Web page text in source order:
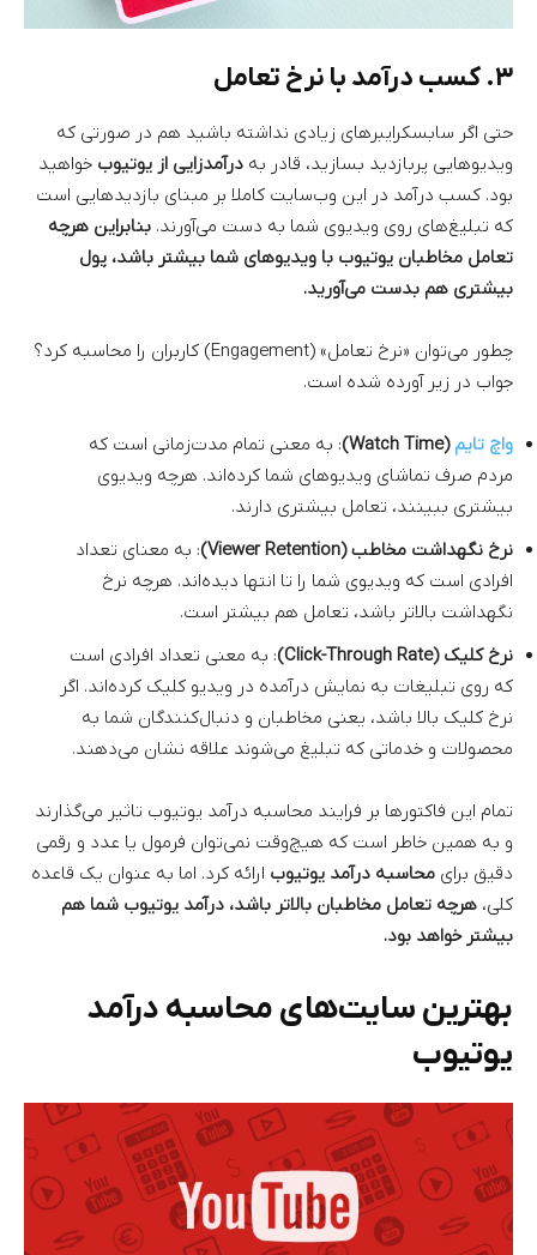
۳. کسب درآمد با نرخ تعامل
حتی اگر سابسکرایبرهای زیادی نداشته باشید هم در صورتی که
ویدیوهایی پربازدید بسازید، قادر به درآمدزایی از یوتیوب خواهید
بود. کسب درآمد در این وب‌سایت کاملا بر مبنای بازدیدهایی است
که تبلیغ‌های روی ویدیوی شما به دست می‌آورند. بنابراین هرچه
تعامل مخاطبان یوتیوب با ویدیوهای شما بیشتر باشد، پول
بیشتری هم بدست می‌آورید.
چطور می‌توان «نرخ تعامل» (Engagement) کاربران را محاسبه کرد؟
جواب در زیر آورده شده است.
واچ تایم (Watch Time)
: به معنی تمام مدت‌زمانی است که
مردم صرف تماشای ویدیوهای شما کرده‌اند. هرچه ویدیوی
بیشتری ببینند، تعامل بیشتری دارند.
نرخ نگهداشت مخاطب (Viewer Retention)
: به معنای تعداد
افرادی است که ویدیوی شما را تا انتها دیده‌اند. هرچه نرخ
نگهداشت بالاتر باشد، تعامل هم بیشتر است.
نرخ کلیک (Click-Through Rate)
: به معنی تعداد افرادی است
که روی تبلیغات به نمایش درآمده در ویدیو کلیک کرده‌اند. اگر
نرخ کلیک بالا باشد، یعنی مخاطبان و دنبال‌کنندگان شما به
محصولات و خدماتی که تبلیغ می‌شوند علاقه نشان می‌دهند.
تمام این فاکتورها بر فرایند محاسبه درآمد یوتیوب تاثیر می‌گذارند
و به همین خاطر است که هیچ‌وقت نمی‌توان فرمول یا عدد و رقمی
دقیق برای محاسبه درآمد یوتیوب ارائه کرد. اما به عنوان یک قاعده
کلی، هرچه تعامل مخاطبان بالاتر باشد، درآمد یوتیوب شما هم
بیشتر خواهد بود.
بهترین سایت‌های محاسبه درآمد
یوتیوب